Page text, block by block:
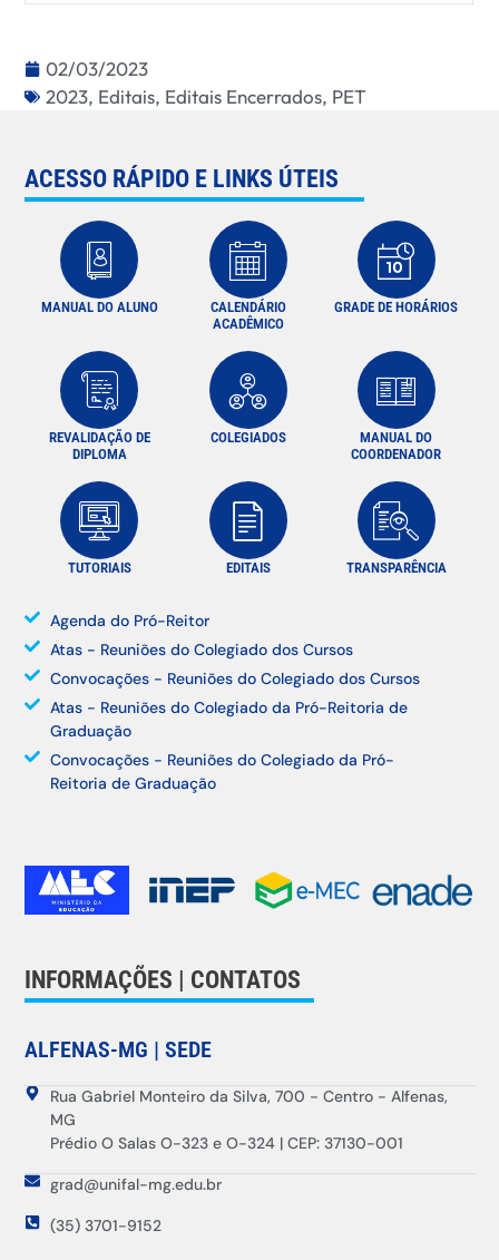
02/03/2023
2023, Editais, Editais Encerrados, PET
ACESSO RÁPIDO E LINKS ÚTEIS
MANUAL DO ALUNO
CALENDÁRIO
ACADÊMICO
GRADE DE HORÁRIOS
REVALIDAÇÃO DE
DIPLOMA
COLEGIADOS
MANUAL DO
COORDENADOR
TUTORIAIS EDITAIS TRANSPARÊNCIA
Agenda do Pró-Reitor
Atas - Reuniões do Colegiado dos Cursos
Convocações - Reuniões do Colegiado dos Cursos
Atas - Reuniões do Colegiado da Pró-Reitoria de
Graduação
Convocações - Reuniões do Colegiado da Pró-
Reitoria de Graduação
INFORMAÇÕES | CONTATOS
ALFENAS-MG | SEDE
Rua Gabriel Monteiro da Silva, 700 - Centro - Alfenas,
MG
Prédio O Salas O-323 e O-324 | CEP: 37130-001
grad@unifal-mg.edu.br
(35) 3701-9152